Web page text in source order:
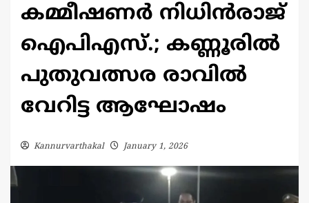
കമ്മീഷണർ നിധിൻരാജ്
ഐപിഎസ്.; കണ്ണൂരിൽ
പുതുവത്സര രാവിൽ
വേറിട്ട ആഘോഷം
Kannurvarthakal January 1, 2026